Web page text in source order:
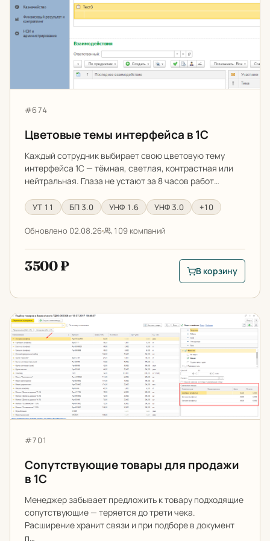
Артикул:
#674
Цветовые темы интерфейса в 1С
Каждый сотрудник выбирает свою цветовую тему
интерфейса 1С — тёмная, светлая, контрастная или
нейтральная. Глаза не устают за 8 часов работ…
УТ 11 БП 3.0 УНФ 1.6 УНФ 3.0 +10
Обновлено 02.08.26 109 компаний
3500 ₽
В корзину:
В корзину
Сопутствующие товары для продажи в 1С
Артикул:
#701
Сопутствующие товары для продажи
в 1С
Менеджер забывает предложить к товару подходящие
сопутствующие — теряется до трети чека.
Расширение хранит связи и при подборе в документ
п…